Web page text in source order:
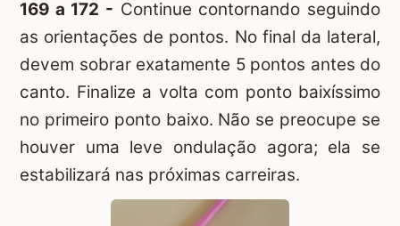
169 a 172 - Continue contornando seguindo
as orientações de pontos. No final da lateral,
devem sobrar exatamente 5 pontos antes do
canto. Finalize a volta com ponto baixíssimo
no primeiro ponto baixo. Não se preocupe se
houver uma leve ondulação agora; ela se
estabilizará nas próximas carreiras.